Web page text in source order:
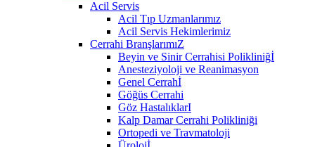
Acil Servis
Acil Tıp Uzmanlarımız
Acil Servis Hekimlerimiz
Cerrahi BranşlarımıZ
Beyin ve Sinir Cerrahisi Polikliniğİ
Anesteziyoloji ve Reanimasyon
Genel Cerrahİ
Göğüs Cerrahi
Göz HastalıklarI
Kalp Damar Cerrahi Polikliniği
Ortopedi ve Travmatoloji